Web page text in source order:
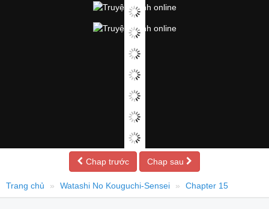
Chap trước Chap sau
Trang chủ Watashi No Kouguchi-Sensei Chapter 15